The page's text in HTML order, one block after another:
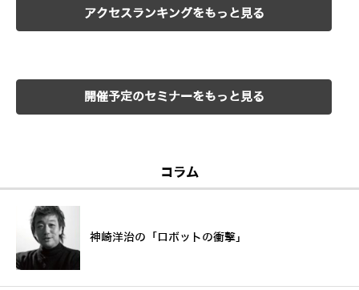
アクセスランキングをもっと見る
開催予定のセミナーをもっと見る
コラム
神崎洋治の「ロボットの衝撃」